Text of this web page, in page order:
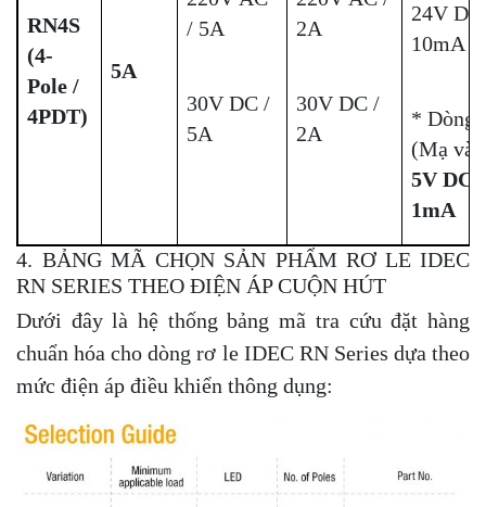
RN4S
(4-
Pole /
4PDT)
5A
/ 5A
30V DC /
5A
2A
30V DC /
2A
24V
10mA
* Dòng
(Mạ
5V DC,
1mA
4. BẢNG MÃ CHỌN SẢN PHẨM RƠ LE IDEC
RN SERIES THEO ĐIỆN ÁP CUỘN HÚT
Dưới đây là hệ thống bảng mã tra cứu đặt hàng
chuẩn hóa cho dòng rơ le IDEC RN Series dựa theo
mức điện áp điều khiển thông dụng: